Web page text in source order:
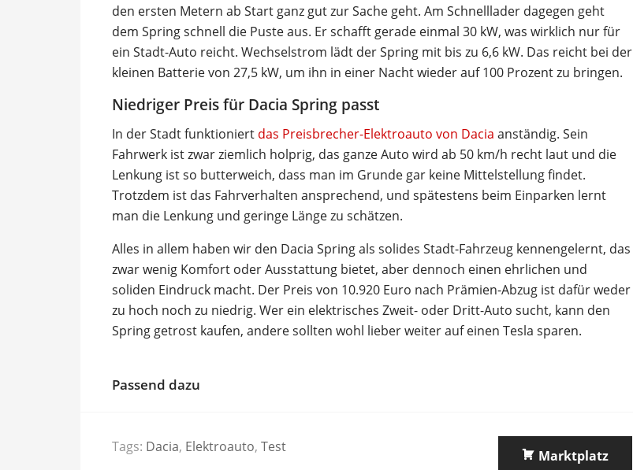
den ersten Metern ab Start ganz gut zur Sache geht. Am Schnelllader dagegen geht
dem Spring schnell die Puste aus. Er schafft gerade einmal 30 kW, was wirklich nur für
ein Stadt-Auto reicht. Wechselstrom lädt der Spring mit bis zu 6,6 kW. Das reicht bei der
kleinen Batterie von 27,5 kW, um ihn in einer Nacht wieder auf 100 Prozent zu bringen.
Niedriger Preis für Dacia Spring passt
In der Stadt funktioniert das Preisbrecher-Elektroauto von Dacia anständig. Sein
Fahrwerk ist zwar ziemlich holprig, das ganze Auto wird ab 50 km/h recht laut und die
Lenkung ist so butterweich, dass man im Grunde gar keine Mittelstellung findet.
Trotzdem ist das Fahrverhalten ansprechend, und spätestens beim Einparken lernt
man die Lenkung und geringe Länge zu schätzen.
Alles in allem haben wir den Dacia Spring als solides Stadt-Fahrzeug kennengelernt, das
zwar wenig Komfort oder Ausstattung bietet, aber dennoch einen ehrlichen und
soliden Eindruck macht. Der Preis von 10.920 Euro nach Prämien-Abzug ist dafür weder
zu hoch noch zu niedrig. Wer ein elektrisches Zweit- oder Dritt-Auto sucht, kann den
Spring getrost kaufen, andere sollten wohl lieber weiter auf einen Tesla sparen.
Passend dazu
Tags: Dacia, Elektroauto, Test
Marktplatz